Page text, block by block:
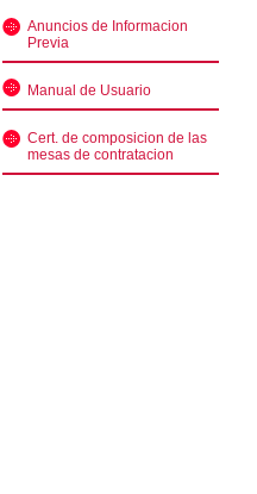
Anuncios de Informacion
Previa
Manual de Usuario
Cert. de composicion de las
mesas de contratacion